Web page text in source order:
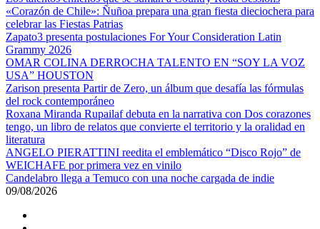
«Corazón de Chile»: Ñuñoa prepara una gran fiesta dieciochera para
celebrar las Fiestas Patrias
Zapato3 presenta postulaciones For Your Consideration Latin
Grammy 2026
OMAR COLINA DERROCHA TALENTO EN “SOY LA VOZ
USA” HOUSTON
Zarison presenta Partir de Zero, un álbum que desafía las fórmulas
del rock contemporáneo
Roxana Miranda Rupailaf debuta en la narrativa con Dos corazones
tengo, un libro de relatos que convierte el territorio y la oralidad en
literatura
ANGELO PIERATTINI reedita el emblemático “Disco Rojo” de
WEICHAFE por primera vez en vinilo
Candelabro llega a Temuco con una noche cargada de indie
09/08/2026